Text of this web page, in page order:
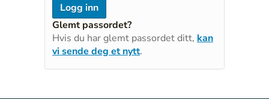
Glemt passordet?
Hvis du har glemt passordet ditt, kan
vi sende deg et nytt.